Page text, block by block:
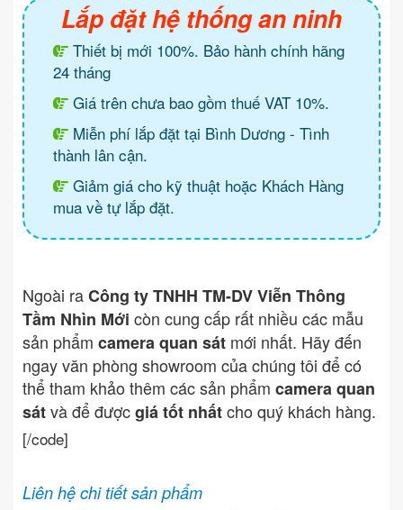
Lắp đặt hệ thống an ninh
Thiết bị mới 100%. Bảo hành chính hãng
24 tháng
Giá trên chưa bao gồm thuế VAT 10%.
Miễn phí lắp đặt tại Bình Dương - Tình
thành lân cận.
Giảm giá cho kỹ thuật hoặc Khách Hàng
mua về tự lắp đặt.
Ngoài raCông ty TNHH TM-DV Viễn Thông
Tầm Nhìn Mới còn cung cấp rất nhiều các mẫu
sản phẩm camera quan sát mới nhất. Hãy đến
ngay văn phòng showroom của chúng tôi để có
thể tham khảo thêm các sản phẩm camera quan
sátvà để đượcgiá tốt nhấtcho quý khách hàng.
[/code]
Liên hệ chi tiết sản phẩm